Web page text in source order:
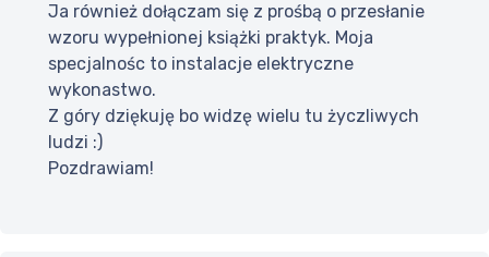
Ja również dołączam się z prośbą o przesłanie
wzoru wypełnionej książki praktyk. Moja
specjalnośc to instalacje elektryczne
wykonastwo.
Z góry dziękuję bo widzę wielu tu życzliwych
ludzi :)
Pozdrawiam!